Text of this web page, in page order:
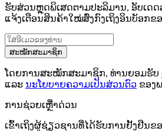
ຮັບສ່ວນຫຼຸດພິເສດຕາມປະລິມານ, ອັບເດ
ແຈ້ງເຕືອນສິນຄ້າໃໝ່ສົ່ງກົງເຖິງອິນບັອກຂ
ສະໝັກສະມາຊິກ
ໂດຍການສະໝັກສະມາຊິກ, ທ່ານຍອມຮັບ
ແລະ ນະໂຍບາຍຄວາມເປັນສ່ວນຕົວ ຂອງ
ການຊ່ວຍເຫຼືໍາດ່ວນ
ເຂົ້າເຖິງຜູ້ຊ່ຽວຊານທີ່ໄດ້ຮັບການຢັ້ງຢືນຂ